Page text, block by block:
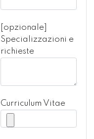
[opzionale]
Specializzazioni e
richieste
Curriculum Vitae